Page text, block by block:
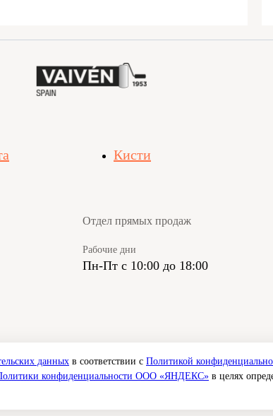
Кисти
Отдел прямых продаж
Рабочие дни
Пн-Пт с 10:00 до 18:00
данных в соответствии с Политикой
конфиденциальности ООО «ЯНДЕКС» в целях